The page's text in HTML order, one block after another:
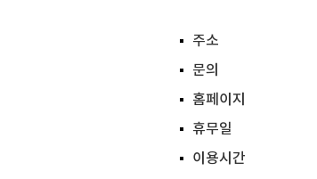
주소
문의
홈페이지
휴무일
이용시간